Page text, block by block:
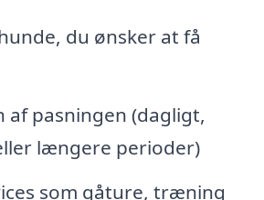
du ønsker at få
af pasningen (dagligt,
længere perioder)
som gåture, træning